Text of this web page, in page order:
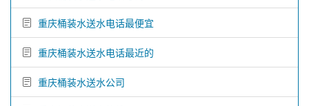
重庆桶装水送水电话最便宜
重庆桶装水送水电话最近的
重庆桶装水送水公司